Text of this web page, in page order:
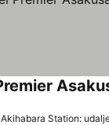
Akihabara Station: